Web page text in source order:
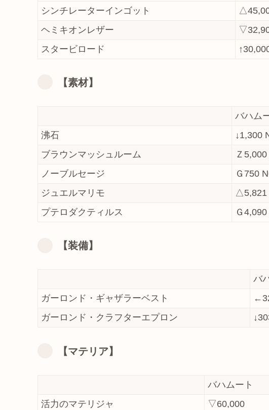
シンチレーターインゴット
ヘミキオンレザー
スタービロード
【素材】
バハム
沸石
↓1,300
ブラウンマッシュルーム
Ｚ5,000
ノーブルセージ
Ｇ750
ジュエルマリモ
△5,821
プテロダクティルス
Ｇ
【装備】
バ
ガーロンド・ギャザラーベスト
ガーロンド・クラフターエプロン
【マテリア】
バハムート
活力のマテリジャ
▽60,000